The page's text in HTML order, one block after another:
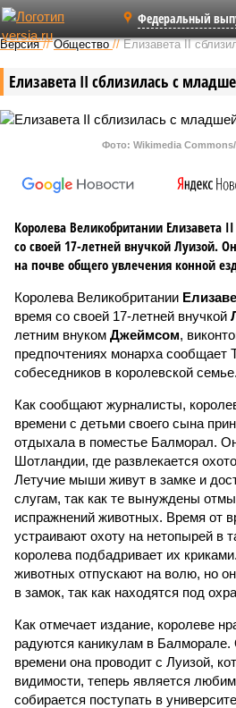
Федеральный
Версия //Общество //Елизавета II
Елизавета II сблизилась с
Фото: Wikimedia
Королева Великобритании Елизавета
со своей 17-летней внучкой Луизой.
на почве общего увлечения конной
Королева Великобритании
время со своей 17-летней внучкой
летним внуком Джеймсом,
предпочтениях монарха сообщает
собеседников в королевской семье.
Как сообщают журналисты,
времени с детьми своего сына
отдыхала в поместье Балморал.
Шотландии, где развлекается
Летучие мыши живут в замке и
слугам, так как те вынуждены
испражнений животных. Время от
устраивают охоту на нетопырей в
королева подбадривает их
животных отпускают на волю, но
в замок, так как находятся под
Как отмечает издание, королеве
радуются каникулам в Балморале.
времени она проводит с Луизой,
видимости, теперь является
собирается поступать в